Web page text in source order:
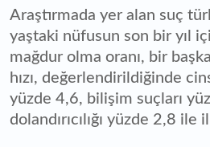
Araştırmada yer alan suç
yaştaki nüfusun son bir yıl
mağdur olma oranı, bir
hızı, değerlendirildiğinde
yüzde 4,6, bilişim suçları
dolandırıcılığı yüzde 2,8 ile